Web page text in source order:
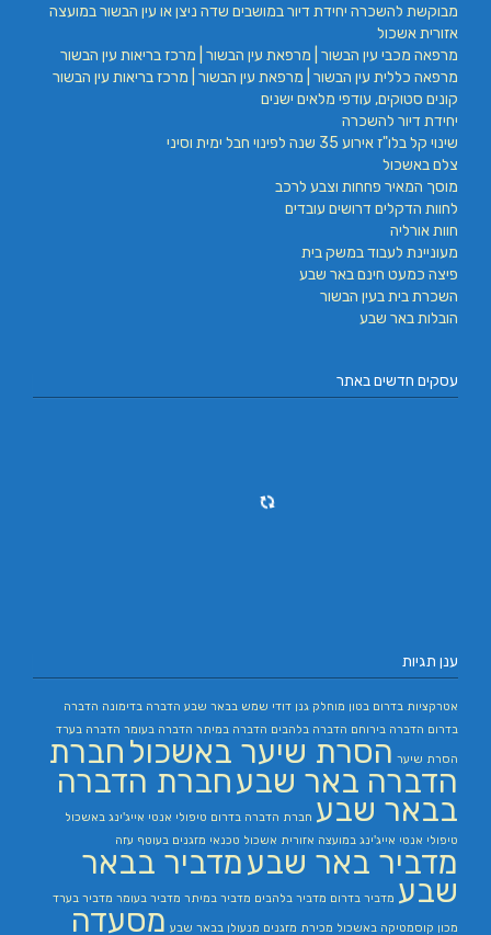
מבוקשת להשכרה יחידת דיור במושבים שדה ניצן או עין הבשור במועצה
אזורית אשכול
מרפאה מכבי עין הבשור | מרפאת עין הבשור | מרכז בריאות עין הבשור
מרפאה כללית עין הבשור | מרפאת עין הבשור | מרכז בריאות עין הבשור
קונים סטוקים, עודפי מלאים ישנים
יחידת דיור להשכרה
שינוי קל בלו"ז אירוע 35 שנה לפינוי חבל ימית וסיני
צלם באשכול
מוסך המאיר פחחות וצבע לרכב
לחוות הדקלים דרושים עובדים
חוות אורליה
מעוניינת לעבוד במשק בית
פיצה כמעט חינם באר שבע
השכרת בית בעין הבשור
הובלות באר שבע
עסקים חדשים באתר
ענן תגיות
אטרקציות בדרום בטון מוחלק גנן דודי שמש בבאר שבע הדברה בדימונה הדברה
בדרום הדברה בירוחם הדברה בלהבים הדברה במיתר הדברה בעומר הדברה בערד
הסרת שיער הסרת שיער באשכול חברת
הדברה באר שבעחברת הדברה
בבאר שבע חברת הדברה בדרום טיפולי אנטי אייג'ינג באשכול
טיפולי אנטי אייג'ינג במועצה אזורית אשכול טכנאי מזגנים בעוטף עזה
מדביר באר שבעמדביר בבאר
שבע מדביר בדרום מדביר בלהבים מדביר במיתר מדביר בעומר מדביר בערד
מכון קוסמטיקה באשכול מכירת מזגנים מנעולן בבאר שבע מסעדה